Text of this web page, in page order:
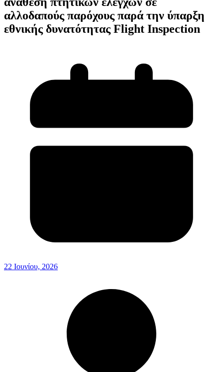
αλλοδαπούς παρόχους παρά την ύπαρξη
εθνικής δυνατότητας Flight Inspection
22 Ιουνίου, 2026